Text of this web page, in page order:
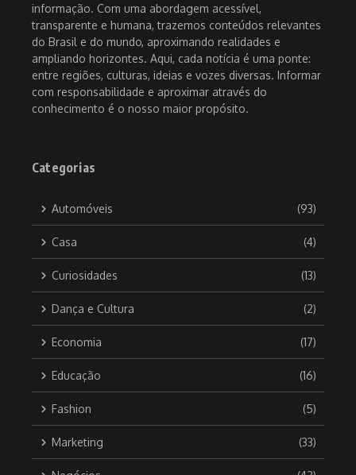
informação. Com uma abordagem acessível,
transparente e humana, trazemos conteúdos relevantes
do Brasil e do mundo, aproximando realidades e
ampliando horizontes. Aqui, cada notícia é uma ponte:
entre regiões, culturas, ideias e vozes diversas. Informar
com responsabilidade e aproximar através do
conhecimento é o nosso maior propósito.
Categorias
Automóveis (93)
Casa (4)
Curiosidades (13)
Dança e Cultura (2)
Economia (17)
Educação (16)
Fashion (5)
Marketing (33)